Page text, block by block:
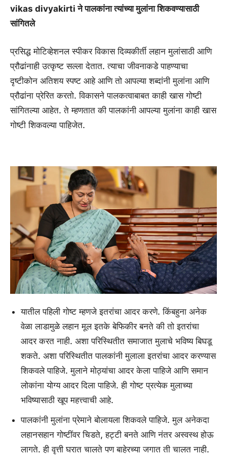
vikas divyakirti ने पालकांना त्यांच्या मुलांना शिकवण्यासाठी
सांगितले
प्रसिद्ध मोटिव्हेशनल स्पीकर विकास दिव्यकीर्ती लहान मुलांसाठी आणि
प्रौढांनाही उत्कृष्ट सल्ला देतात. त्याचा जीवनाकडे पाहण्याचा
दृष्टीकोन अतिशय स्पष्ट आहे आणि तो आपल्या शब्दांनी मुलांना आणि
प्रौढांना प्रेरित करतो. विकासने पालकत्वाबाबत काही खास गोष्टी
सांगितल्या आहेत. ते म्हणतात की पालकांनी आपल्या मुलांना काही खास
गोष्टी शिकवल्या पाहिजेत.
यातील पहिली गोष्ट म्हणजे इतरांचा आदर करणे. किंबहुना अनेक
वेळा लाडामुळे लहान मूल इतके बेफिकीर बनते की तो इतरांचा
आदर करत नाही. अशा परिस्थितीत समाजात मुलाचे भविष्य बिघडू
शकते. अशा परिस्थितीत पालकांनी मुलाला इतरांचा आदर करण्यास
शिकवले पाहिजे. मुलाने मोठ्यांचा आदर केला पाहिजे आणि समान
लोकांना योग्य आदर दिला पाहिजे. ही गोष्ट प्रत्येक मुलाच्या
भविष्यासाठी खूप महत्त्वाची आहे.
पालकांनी मुलांना प्रेमाने बोलायला शिकवले पाहिजे. मुल अनेकदा
लहानसहान गोष्टींवर चिडते, हट्टी बनते आणि नंतर अस्वस्थ होऊ
लागते. ही वृत्ती घरात चालते पण बाहेरच्या जगात ती चालत नाही.